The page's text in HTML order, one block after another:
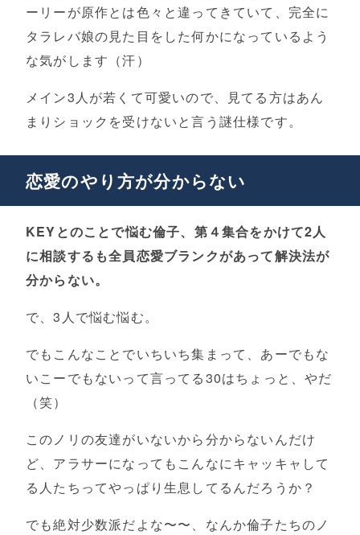
ーリーが原作とは色々と違ってきていて、完全に
タラレバ娘の見た目をした何かになっているよう
な気がします（汗）
メイン3人が若くて可愛いので、見てる方はあん
まりショックを受けないと言う謎仕様です。
恋愛のやり方が分からない
KEYとのことで悩む倫子、第４集合をかけて2人
に相談するも全員恋愛ブランクがあって解決法が
分からない。
で、3人で悩む悩む。
でもこんなことでいちいち集まって、あーでもな
いこーでもないって言ってる30はちょっと、やだ
（笑）
このノリの友達がいないから分からないんだけ
ど、アラサーになってもこんなにキャッキャして
る人たちってやっぱり生息してるんだろうか？
でも絶対少数派だよな〜〜、なんか倫子たちのノ